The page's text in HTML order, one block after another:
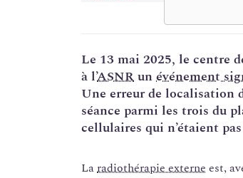
Le 13 mai 2025, le centre
à l’ASNRunévénement
Une erreur de localisation
séance parmi les trois du
cellulaires qui n’étaient
Laradiothérapie externe est,